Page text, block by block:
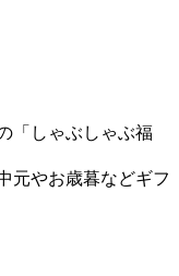
「しゃぶしゃぶ福
元やお歳暮などギフ